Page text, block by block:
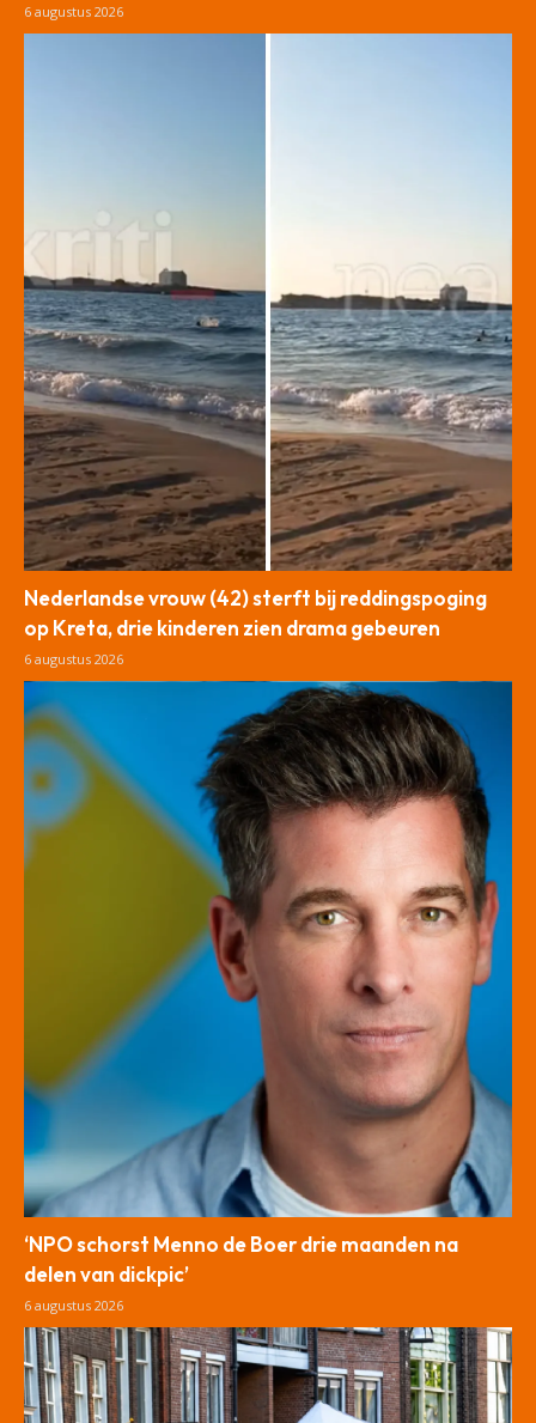
6 augustus 2026
Nederlandse vrouw (42) sterft bij reddingspoging
op Kreta, drie kinderen zien drama gebeuren
6 augustus 2026
‘NPO schorst Menno de Boer drie maanden na
delen van dickpic’
6 augustus 2026